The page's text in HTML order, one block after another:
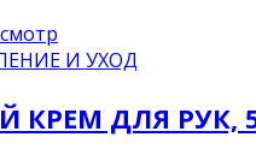
И УХОД
КРЕМ ДЛЯ РУК,